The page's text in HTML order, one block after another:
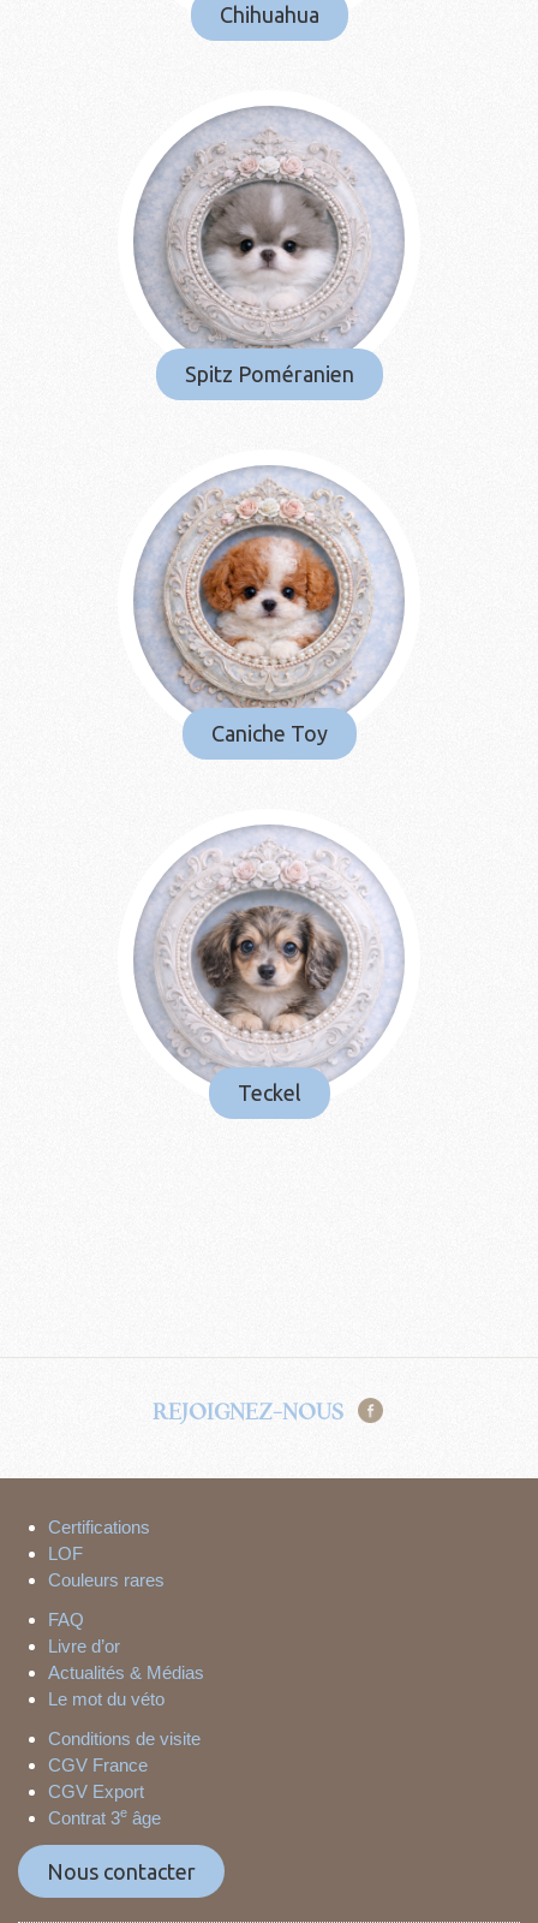
Chihuahua
Spitz Poméranien
Caniche Toy
Teckel
REJOIGNEZ-NOUS
Certifications
LOF
Couleurs rares
FAQ
Livre d’or
Actualités & Médias
Le mot du véto
Conditions de visite
CGV France
CGV Export
Contrat 3e âge
Nous contacter